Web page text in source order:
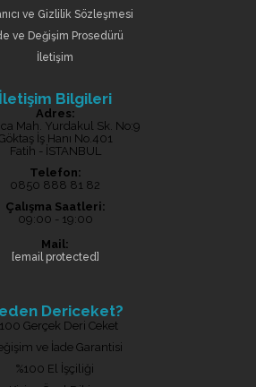
ve Gizlilik Sözleşmesi
ve Değişim Prosedürü
İletişim
İletişim Bilgileri
Adres:
Mah. Yurdakul Sk. No:9
İş Hanı No.401
Fatih - İSTANBUL
Telefon:
0850 888 81 82
Çalışma Saatleri:
09:00 - 19:00
Mail:
[email protected]
Dericeket?
Gerçek Deri Ceket
ve İade Garantisi
%100 El İşçiliği